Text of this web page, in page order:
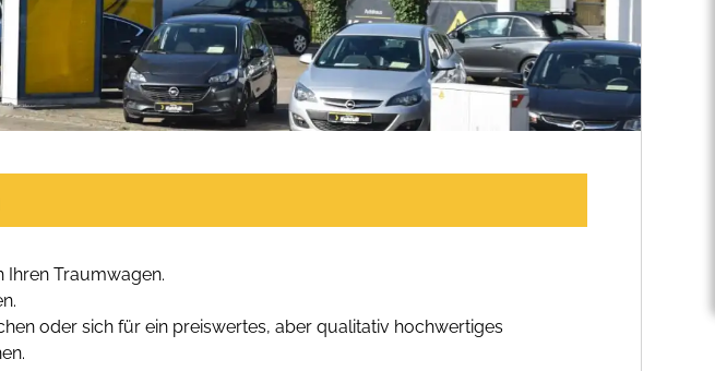
Ihren Traumwagen.
oder sich für ein preiswertes, aber qualitativ hochwertiges